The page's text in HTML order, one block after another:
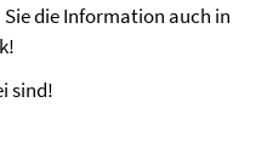
die Information auch in
sind!